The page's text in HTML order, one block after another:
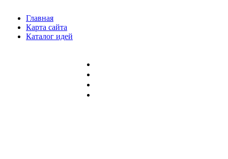
Главная
Карта сайта
Каталог идей